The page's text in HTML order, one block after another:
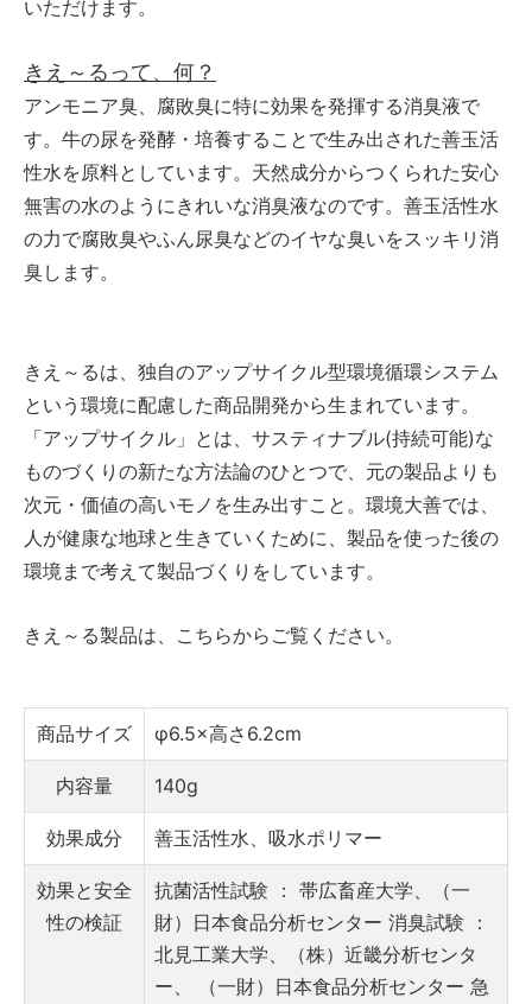
いただけます。
きえ～るって、何？
アンモニア臭、腐敗臭に特に効果を発揮する消臭液で
す。牛の尿を発酵・培養することで生み出された善玉活
性水を原料としています。天然成分からつくられた安心
無害の水のようにきれいな消臭液なのです。善玉活性水
の力で腐敗臭やふん尿臭などのイヤな臭いをスッキリ消
臭します。
きえ～るは、独自のアップサイクル型環境循環システム
という環境に配慮した商品開発から生まれています。
「アップサイクル」とは、サスティナブル(持続可能)な
ものづくりの新たな方法論のひとつで、元の製品よりも
次元・価値の高いモノを生み出すこと。環境大善では、
人が健康な地球と生きていくために、製品を使った後の
環境まで考えて製品づくりをしています。
きえ～る製品は、 こちらからご覧ください。
商品サイズ φ6.5×高さ6.2cm
内容量 140g
効果成分 善玉活性水、吸水ポリマー
効果と安全
性の検証
抗菌活性試験 ： 帯広畜産大学、（一
財）日本食品分析センター 消臭試験 ：
北見工業大学、（株）近畿分析センタ
ー、 （一財）日本食品分析センター 急